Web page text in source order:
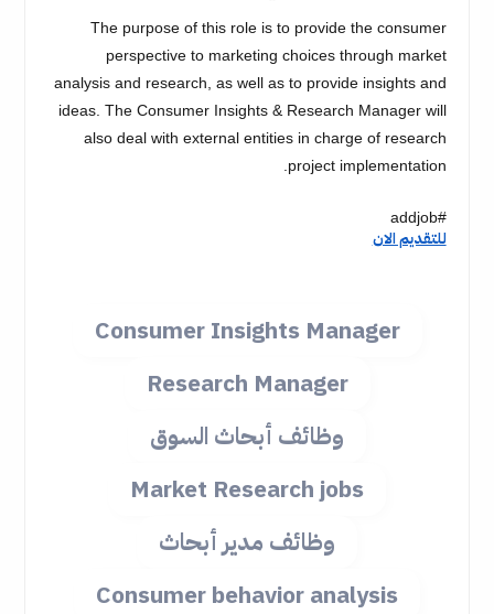
The purpose of this role is to provide the consumer
perspective to marketing choices through market
analysis and research, as well as to provide insights and
ideas. The Consumer Insights & Research Manager will
also deal with external entities in charge of research
project implementation.
#addjob
للتقديم الان
Consumer Insights Manager
Research Manager
وظائف أبحاث السوق
Market Research jobs
وظائف مدير أبحاث
Consumer behavior analysis